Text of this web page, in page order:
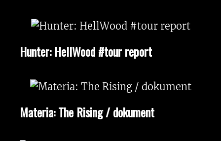
Hunter: HellWood #tour report
Materia: The Rising / dokument